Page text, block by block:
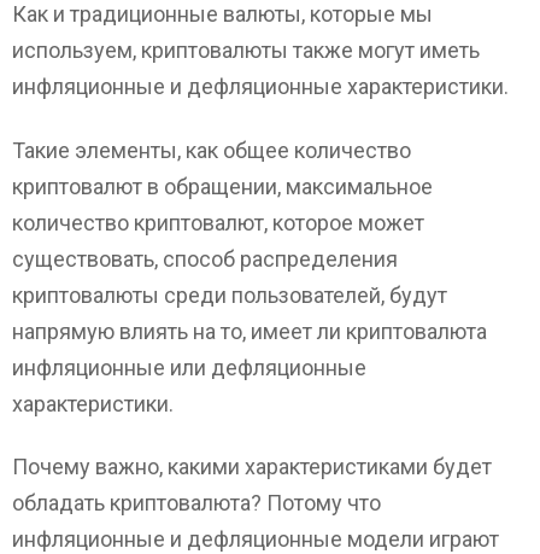
Как и традиционные валюты, которые мы
используем, криптовалюты также могут иметь
инфляционные и дефляционные характеристики.
Такие элементы, как общее количество
криптовалют в обращении, максимальное
количество криптовалют, которое может
существовать, способ распределения
криптовалюты среди пользователей, будут
напрямую влиять на то, имеет ли криптовалюта
инфляционные или дефляционные
характеристики.
Почему важно, какими характеристиками будет
обладать криптовалюта? Потому что
инфляционные и дефляционные модели играют